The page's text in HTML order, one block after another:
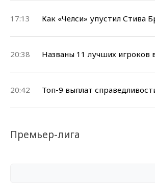
17:13 Как «Челси» упустил Стива
20:38 Названы 11 лучших
20:42 Топ-9 выплат
Премьер-лига